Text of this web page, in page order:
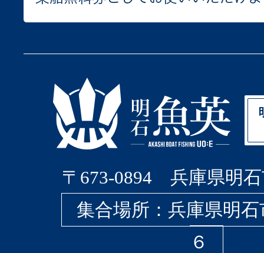
〒673-0894 兵庫県明石
集合場所：兵庫県明
６